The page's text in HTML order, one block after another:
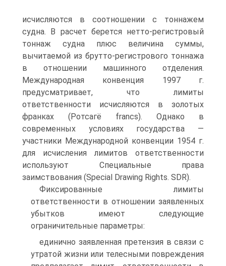
исчисляются в соотношении с тоннажем
судна. В расчет берется нетто-регистровый
тоннаж судна плюс величина суммы,
вычитаемой из брутто-регистрового тоннажа
в отношении машинного отделения.
Международная конвенция 1997 г.
предусматривает, что лимиты
ответственности исчисляются в золотых
франках (Ротсагё francs). Однако в
современных условиях государства —
участники Международной конвенции 1954 г.
для исчисления лимитов ответственности
используют Специальные права
заимствования (Special Drawing Rights. SDR).
Фиксированные лимиты
ответственности в отношении заявленных
убытков имеют следующие
ограничительные параметры:
единично заявленная претензия в связи с
утратой жизни или телесными повреждения